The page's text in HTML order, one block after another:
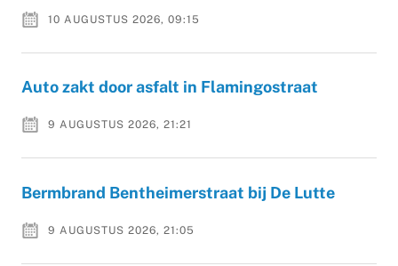
10 AUGUSTUS 2026, 09:15
Auto zakt door asfalt in Flamingostraat
9 AUGUSTUS 2026, 21:21
Bermbrand Bentheimerstraat bij De Lutte
9 AUGUSTUS 2026, 21:05